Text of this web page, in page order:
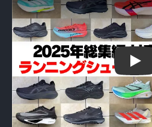
Play